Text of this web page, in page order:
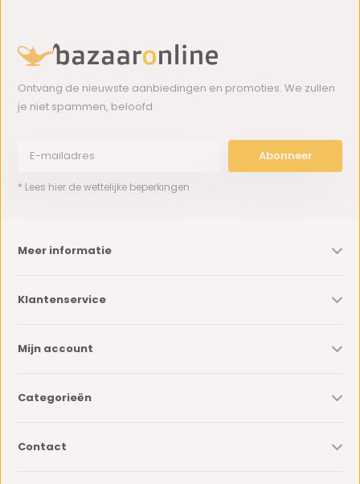
Ontvang de nieuwste aanbiedingen en promoties. We zullen
je niet spammen, beloofd.
Abonneer
* Lees hier de wettelijke beperkingen
Meer informatie
Klantenservice
Mijn account
Categorieën
Contact